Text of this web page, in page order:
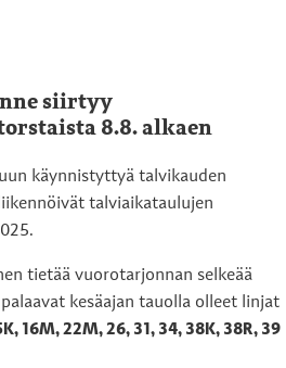
siirtyy
8.8. alkaen
käynnistyttyä talvikauden
talviaikataulujen
tietää vuorotarjonnan selkeää
kesäajan tauolla olleet linjat
16M, 22M, 26, 31, 34, 38K, 38R, 39